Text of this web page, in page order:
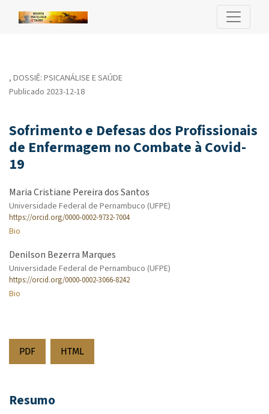
Sofrimento e Defesas dos Profissionais de Enfermagem no
,DOSSIÊ: PSICANÁLISE E SAÚDE
Sofrimento e Defesas dos Profissionais
de Enfermagem no Combate à Covid-
19
Publicado 2023-12-18
Maria Cristiane Pereira dos Santos
Universidade Federal de Pernambuco (UFPE)
https://orcid.org/0000-0002-9732-7004
Bio
Denilson Bezerra Marques
Universidade Federal de Pernambuco (UFPE)
https://orcid.org/0000-0002-3066-8242
Bio
PDF HTML
Resumo